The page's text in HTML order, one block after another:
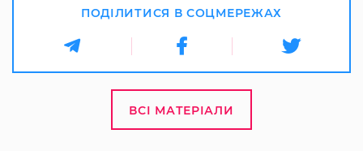
ПОДІЛИТИСЯ В СОЦМЕРЕЖАХ
ВСІ МАТЕРІАЛИ